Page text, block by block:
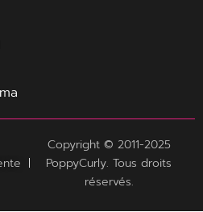
Copyright © 2011-2025
PoppyCurly. Tous droits
réservés.